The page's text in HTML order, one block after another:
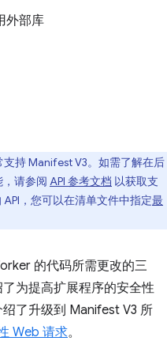
外部库
支持 Manifest V3。如需了解在后
请参阅 API 参考文档 以获取支
，您可以在清单文件中指定最
的代码所需更改的三
为提高扩展程序的安全性
了升级到 Manifest V3 所
Web 请求。